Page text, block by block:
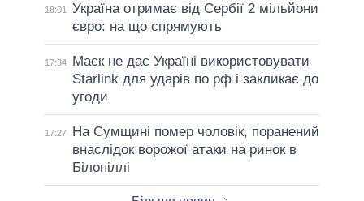
18:01
Україна отримає від Сербії 2 мільйони
євро: на що спрямують
17:34
Маск не дає Україні використовувати
Starlink для ударів по рф і закликає до
угоди
17:27
На Сумщині помер чоловік, поранений
внаслідок ворожої атаки на ринок в
Білопіллі